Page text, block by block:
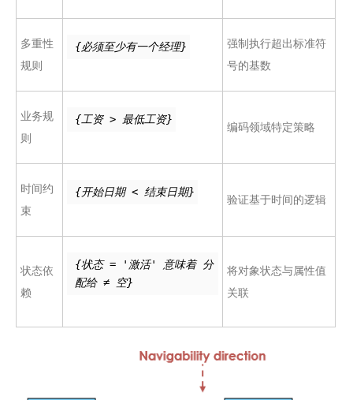
多重性
规则
{必须至少有一个经理}
强制执行超出标准符
号的基数
业务规
则
{工资 > 最低工资}
编码领域特定策略
时间约
束
{开始日期 < 结束日期}
验证基于时间的逻辑
状态依
赖
{状态 = '激活' 意味着 分
配给 ≠ 空}
将对象状态与属性值
关联